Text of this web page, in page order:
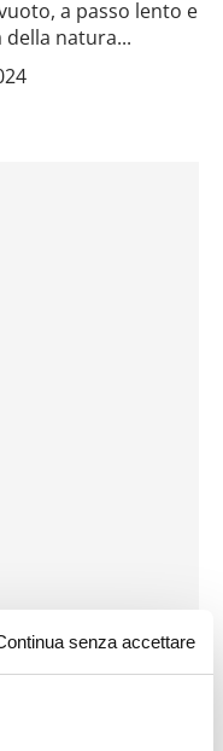
senza accettare
a passo lento e
della natura...